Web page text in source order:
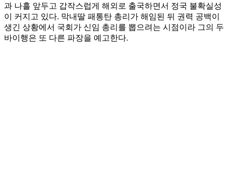
과 나흘 앞두고 갑작스럽게 해외로 출국하면서 정국 불확실성
이 커지고 있다. 막내딸 패통탄 총리가 해임된 뒤 권력 공백이
생긴 상황에서 국회가 신임 총리를 뽑으려는 시점이라 그의 두
바이행은 또 다른 파장을 예고한다.